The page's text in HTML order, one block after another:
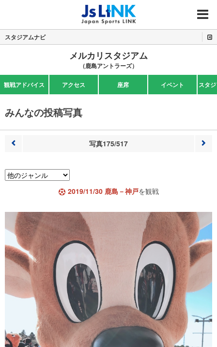
MENU
スタジアムナビ
メルカリスタジアム
（鹿島アントラーズ）
観戦アドバイス アクセス 座席 イベント スタ
みんなの投稿写真
写真175/517
2019/11/30 鹿島－神戸を観戦